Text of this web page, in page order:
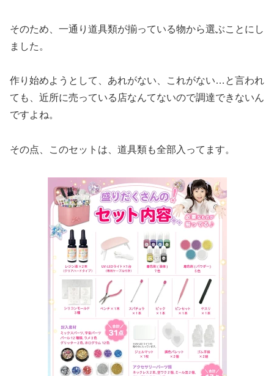
そのため、一通り道具類が揃っている物から選ぶことにし
ました。
作り始めようとして、あれがない、これがない…と言われ
ても、近所に売っている店なんてないので調達できないん
ですよね。
その点、このセットは、道具類も全部入ってます。